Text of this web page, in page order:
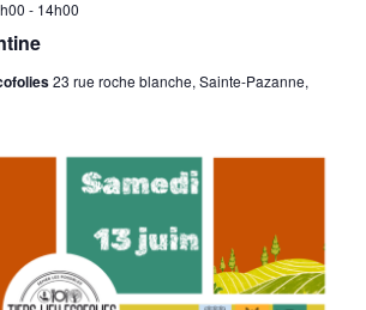
- 14h00
23 rue roche blanche, Sainte-Pazanne,